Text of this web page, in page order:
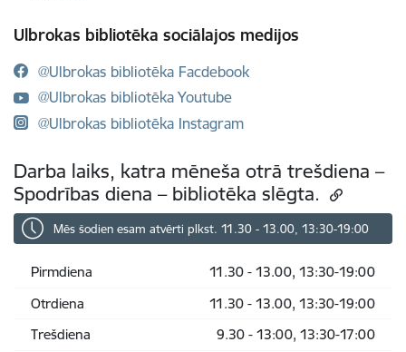
Ulbrokas bibliotēka sociālajos medijos
@Ulbrokas bibliotēka Facdebook
@Ulbrokas bibliotēka Youtube
@Ulbrokas bibliotēka Instagram
Darba laiks, katra mēneša otrā trešdiena –
Spodrības diena – bibliotēka slēgta.
Mēs šodien esam atvērti plkst. 11.30 - 13.00, 13:30-19:00
Pirmdiena
11.30 - 13.00, 13:30-19:00
Otrdiena
11.30 - 13.00, 13:30-19:00
Trešdiena
9.30 - 13:00, 13:30-17:00